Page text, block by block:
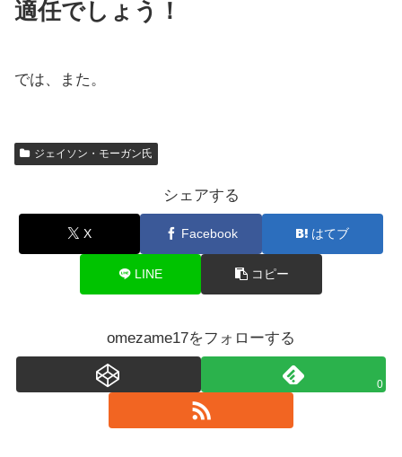
適任でしょう！
では、また。
ジェイソン・モーガン氏
シェアする
X Facebook はてブ
LINE コピー
omezame17をフォローする
0